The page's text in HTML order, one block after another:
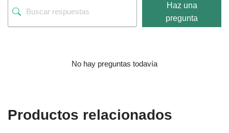
Haz una
pregunta
No hay preguntas todavía
Productos relacionados